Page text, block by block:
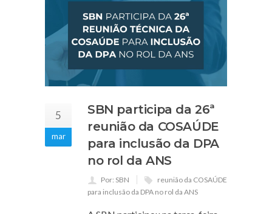
5
mar
SBN participa da 26ª
reunião da COSAÚDE
para inclusão da DPA
no rol da ANS
Por: SBN
reunião da COSAÚDE
para inclusão da DPA no rol da ANS